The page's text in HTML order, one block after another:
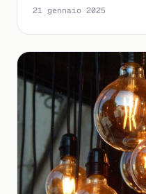
21 gennaio 2025